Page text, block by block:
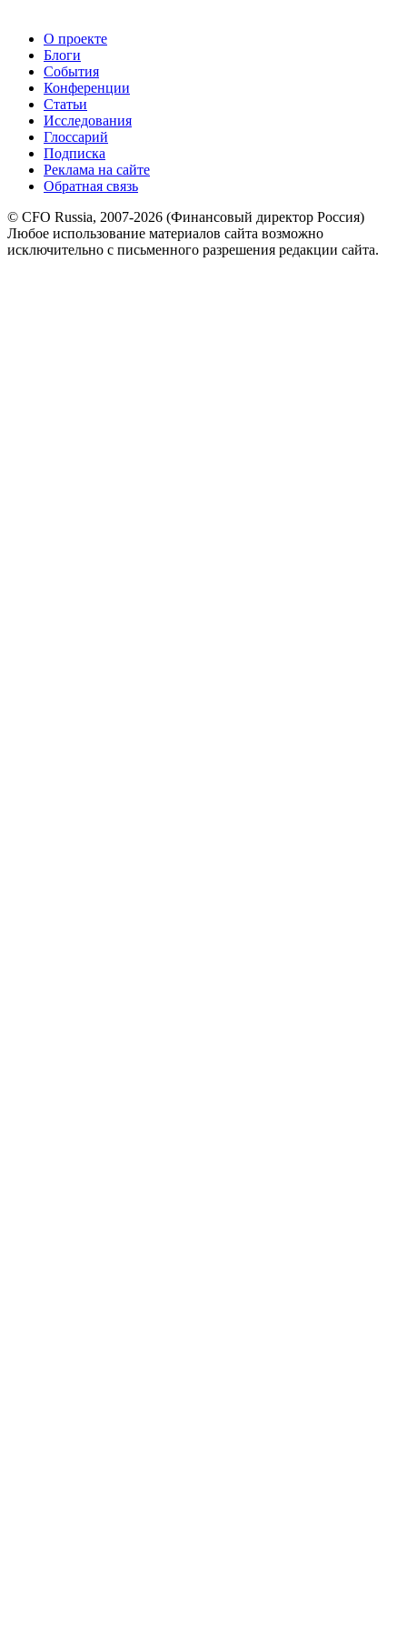
О проекте
Блоги
События
Конференции
Статьи
Исследования
Глоссарий
Подписка
Реклама на сайте
Обратная связь
© CFO Russia, 2007-2026 (Финансовый директор Россия)
Любое использование материалов сайта возможно
исключительно с письменного разрешения редакции сайта.